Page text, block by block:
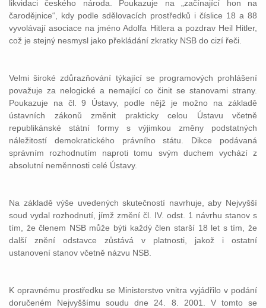
likvidaci českého národa. Poukazuje na „začínající hon na
čarodějnice“, kdy podle sdělovacích prostředků i číslice 18 a 88
vyvolávají asociace na jméno Adolfa Hitlera a pozdrav Heil Hitler,
což je stejný nesmysl jako překládání zkratky NSB do cizí řeči.
Velmi široké zdůrazňování týkající se programových prohlášení
považuje za nelogické a nemající co činit se stanovami strany.
Poukazuje na čl. 9 Ústavy, podle nějž je možno na základě
ústavních zákonů změnit prakticky celou Ústavu včetně
republikánské státní formy s výjimkou změny podstatných
náležitostí demokratického právního státu. Dikce podávaná
správním rozhodnutím naproti tomu svým duchem vychází z
absolutní neměnnosti celé Ústavy.
Na základě výše uvedených skutečností navrhuje, aby Nejvyšší
soud vydal rozhodnutí, jímž změní čl. IV. odst. 1 návrhu stanov s
tím, že členem NSB může býti každý člen starší 18 let s tím, že
další znění odstavce zůstává v platnosti, jakož i ostatní
ustanovení stanov včetně názvu NSB.
K opravnému prostředku se Ministerstvo vnitra vyjádřilo v podání
doručeném Nejvyššímu soudu dne 24. 8. 2001. V tomto se